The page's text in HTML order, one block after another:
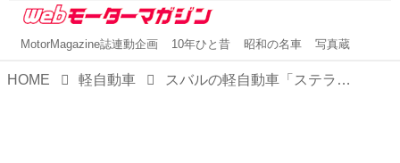
MotorMagazine誌連動企画 10年ひと昔 昭和の名車 写真蔵
HOME 軽自動車 スバルの軽自動車「ステラ」を一部改良。オートライトを全車に標準装備